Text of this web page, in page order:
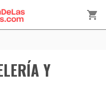
shopping_cart
Y